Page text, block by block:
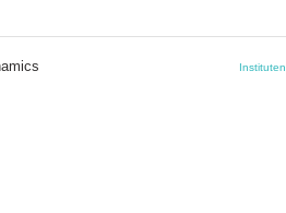
Instituten